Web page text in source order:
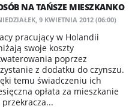
NA TAŃSZE MIESZKANKO
9 KWIETNIA 2012 (06:00)
pracujący w Holandii
swoje koszty
poprzez
z dodatku do czynszu.
temu świadczeniu ich
opłata za mieszkanie
przekracza...